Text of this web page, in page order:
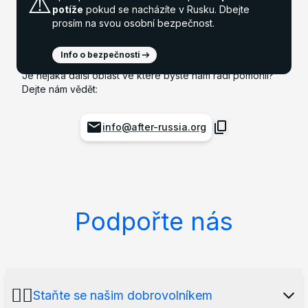
potíže pokud se nacházíte v Rusku. Dbejte
prosím na svou osobní bezpečnost.
Info o bezpečnosti
Je nějaká další oblast ve které byste nám rádi pomohli?
Dejte nám vědět:
info@after-russia.org
Podpořte nás
🙋‍♂️Staňte se našim dobrovolníkem